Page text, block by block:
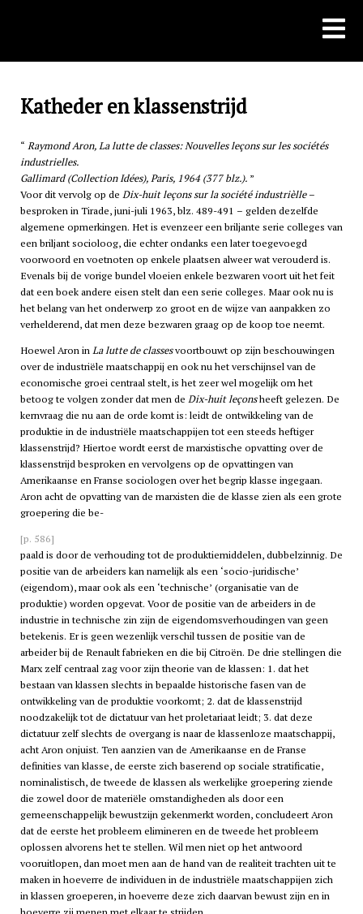
Katheder en klassenstrijd
Raymond Aron, La lutte de classes: Nouvelles leçons sur les sociétés
industrielles.
Gallimard (Collection Idées), Paris, 1964 (377 blz.).
Voor dit vervolg op de Dix-huit leçons sur la société industrièlle–
besproken in Tirade, juni-juli 1963, blz. 489-491 – gelden dezelfde
algemene opmerkingen. Het is evenzeer een briljante serie colleges van
een briljant socioloog, die echter ondanks een later toegevoegd
voorwoord en voetnoten op enkele plaatsen alweer wat verouderd is.
Evenals bij de vorige bundel vloeien enkele bezwaren voort uit het feit
dat een boek andere eisen stelt dan een serie colleges. Maar ook nu is
het belang van het onderwerp zo groot en de wijze van aanpakken zo
verhelderend, dat men deze bezwaren graag op de koop toe neemt.
Hoewel Aron inLa lutte de classesvoortbouwt op zijn beschouwingen
over de industriële maatschappij en ook nu het verschijnsel van de
economische groei centraal stelt, is het zeer wel mogelijk om het
betoog te volgen zonder dat men de Dix-huit leçonsheeft gelezen. De
kernvraag die nu aan de orde komt is: leidt de ontwikkeling van de
produktie in de industriële maatschappijen tot een steeds heftiger
klassenstrijd? Hiertoe wordt eerst de marxistische opvatting over de
klassenstrijd besproken en vervolgens op de opvattingen van
Amerikaanse en Franse sociologen over het begrip klasse ingegaan.
Aron acht de opvatting van de marxisten die de klasse zien als een grote
groepering die be-
[p. 586]
paald is door de verhouding tot de produktiemiddelen, dubbelzinnig. De
positie van de arbeiders kan namelijk als een ‘socio-juridische’
(eigendom), maar ook als een ‘technische’ (organisatie van de
produktie) worden opgevat. Voor de positie van de arbeiders in de
industrie in technische zin zijn de eigendomsverhoudingen van geen
betekenis. Er is geen wezenlijk verschil tussen de positie van de
arbeider bij de Renault fabrieken en die bij Citroën. De drie stellingen die
Marx zelf centraal zag voor zijn theorie van de klassen: 1. dat het
bestaan van klassen slechts in bepaalde historische fasen van de
ontwikkeling van de produktie voorkomt; 2. dat de klassenstrijd
noodzakelijk tot de dictatuur van het proletariaat leidt; 3. dat deze
dictatuur zelf slechts de overgang is naar de klassenloze maatschappij,
acht Aron onjuist. Ten aanzien van de Amerikaanse en de Franse
definities van klasse, de eerste zich baserend op sociale stratificatie,
nominalistisch, de tweede de klassen als werkelijke groepering ziende
die zowel door de materiële omstandigheden als door een
gemeenschappelijk bewustzijn gekenmerkt worden, concludeert Aron
dat de eerste het probleem elimineren en de tweede het probleem
oplossen alvorens het te stellen. Wil men niet op het antwoord
vooruitlopen, dan moet men aan de hand van de realiteit trachten uit te
maken in hoeverre de individuen in de industriële maatschappijen zich
in klassen groeperen, in hoeverre deze zich daarvan bewust zijn en in